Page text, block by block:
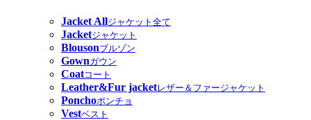
Jacket Allジャケット全て
Jacketジャケット
Blousonブルゾン
Gownガウン
Coatコート
Leather&Fur jacketレザー＆ファージャケット
Ponchoポンチョ
Vestベスト